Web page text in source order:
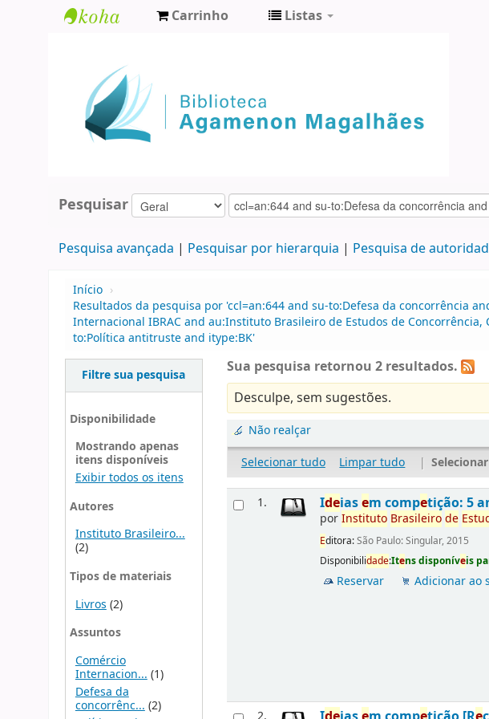
Agamenon
Magalhães
Carrinho Listas
Pesquisar
Pesquisa avançada Pesquisar por hierarquia Pesquisa de
Início ›
Resultados da pesquisa por 'ccl=an:644 and su-to:Defesa da concorrência
Internacional IBRAC and au:Instituto Brasileiro de Estudos de
to:Política antitruste and itype:BK'
Filtre sua pesquisa
Disponibilidade
Mostrando apenas
itens disponíveis
Exibir todos os itens
Autores
Instituto Brasileiro...
(2)
Tipos de materiais
Livros (2)
Assuntos
Comércio
Internacion... (1)
Defesa da
concorrênc... (2)
Sua pesquisa retornou 2 resultados.
Desculpe, sem sugestões.
Não realçar
Selecionar tudo
Limpar tudo |
1. Ideiasem competição: 5
porInstituto Brasileirode E
Editora:São Paulo: Singular, 2015
Disponibilidade:Itens disponíveis
Reservar Adicionar ao